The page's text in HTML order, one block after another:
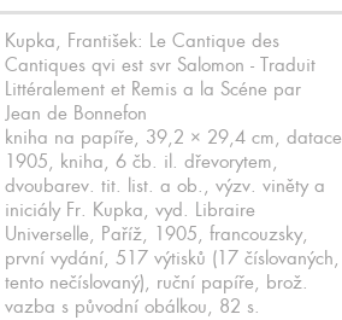
Kupka, František: Le Cantique des
Cantiques qvi est svr Salomon - Traduit
Littéralement et Remis a la Scéne par
Jean de Bonnefon
kniha na papíře, 39,2 × 29,4 cm, datace
1905, kniha, 6 čb. il. dřevorytem,
dvoubarev. tit. list. a ob., výzv. viněty a
iniciály Fr. Kupka, vyd. Libraire
Universelle, Paříž, 1905, francouzsky,
první vydání, 517 výtisků (17 číslovaných,
tento nečíslovaný), ruční papíře, brož.
vazba s původní obálkou, 82 s.